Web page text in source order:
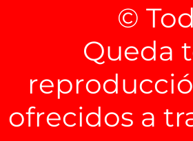
©
Queda
ofrecidos a